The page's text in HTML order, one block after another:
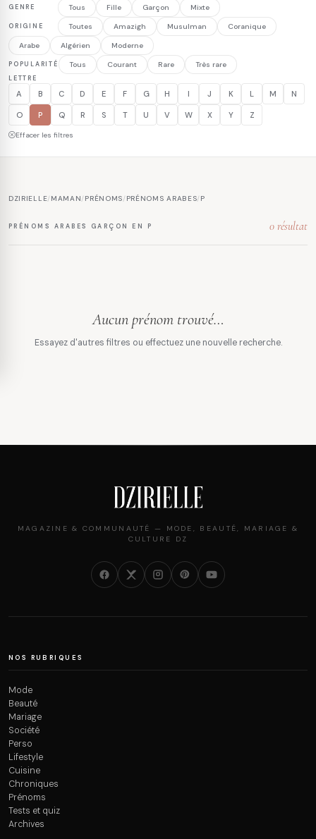
GENRE Tous Fille Garçon Mixte
ORIGINE Toutes Amazigh Musulman Coranique
Arabe Algérien Moderne
POPULARITÉ Tous Courant Rare Très rare
LETTRE
A B C D E F G H I J K L M N
O P Q R S T U V W X Y Z
Effacer les filtres
DZIRIELLE/ MAMAN/ PRÉNOMS/ PRÉNOMS ARABES/ P
PRÉNOMS ARABES GARÇON EN P 0 résultat
Aucun prénom trouvé…
Essayez d'autres filtres ou effectuez une nouvelle recherche.
MAGAZINE & COMMUNAUTÉ — MODE, BEAUTÉ, MARIAGE &
CULTURE DZ
NOS RUBRIQUES
Mode
Beauté
Mariage
Société
Perso
Lifestyle
Cuisine
Chroniques
Prénoms
Tests et quiz
Archives